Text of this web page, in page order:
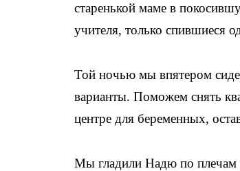
старенькой маме в
учителя, только спившиеся
Той ночью мы впятером
варианты. Поможем снять
центре для беременных,
Мы гладили Надю по плечам